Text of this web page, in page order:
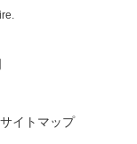
サイトマップ